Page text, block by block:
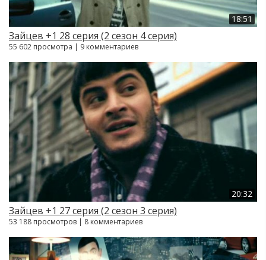
18:51
Зайцев +1 28 серия (2 сезон 4 серия)
55 602 просмотра | 9 комментариев
20:32
Зайцев +1 27 серия (2 сезон 3 серия)
53 188 просмотров | 8 комментариев